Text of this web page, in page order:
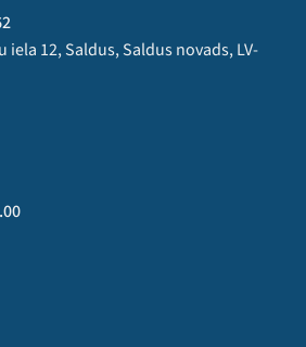
12, Saldus, Saldus novads, LV-